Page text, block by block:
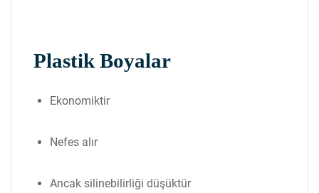
Plastik Boyalar
Ekonomiktir
Nefes alır
Ancak silinebilirliği düşüktür